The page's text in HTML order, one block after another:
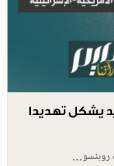
يشكل تهديدا
روبنسو…